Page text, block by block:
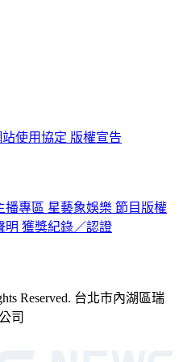
站使用協定 版權宣告
播專區 星藝象娛樂 節目版權
明 獲獎紀錄／認證
Reserved. 台北市內湖區瑞
司